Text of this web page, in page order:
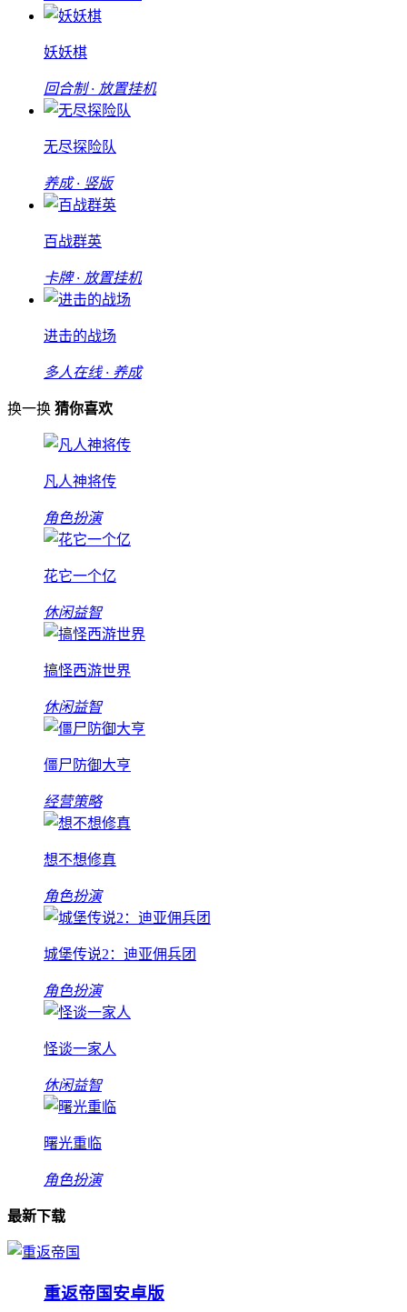
妖妖棋
回合制 · 放置挂机
无尽探险队
养成 · 竖版
百战群英
卡牌 · 放置挂机
进击的战场
多人在线 · 养成
换一换 猜你喜欢
凡人神将传
角色扮演
花它一个亿
休闲益智
搞怪西游世界
休闲益智
僵尸防御大亨
经营策略
想不想修真
角色扮演
城堡传说2：迪亚佣兵团
角色扮演
怪谈一家人
休闲益智
曙光重临
角色扮演
最新下载
重返帝国安卓版